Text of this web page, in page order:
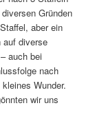
Gründen
aber ein
diverse
auch bei
nach
Wunder.
wir uns